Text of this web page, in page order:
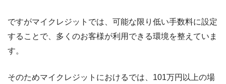
ですがマイクレジットでは、可能な限り低い手数料に設定
することで、多くのお客様が利用できる環境を整えていま
す。
そのためマイクレジットにおけるでは、101万円以上の場